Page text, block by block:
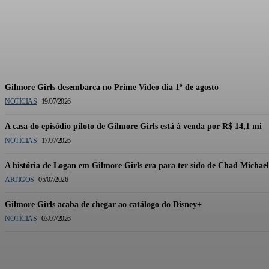
Gilmore Girls desembarca no Prime Video dia 1º de agosto
NOTÍCIAS 19/07/2026
A casa do episódio piloto de Gilmore Girls está à venda por R$ 14,1 mi
NOTÍCIAS 17/07/2026
A história de Logan em Gilmore Girls era para ter sido de Chad
ARTIGOS 05/07/2026
Gilmore Girls acaba de chegar ao catálogo do Disney+
NOTÍCIAS 03/07/2026